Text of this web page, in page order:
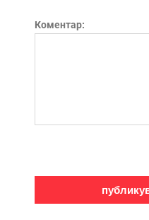
Коментар: